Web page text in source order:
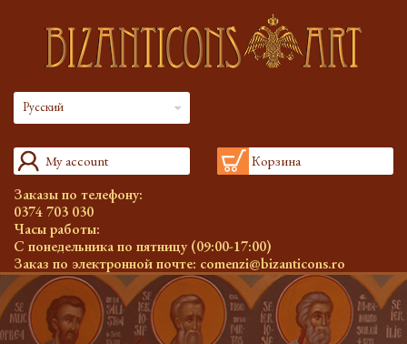
Русский
My account Корзина
Заказы по телефону:
0374 703 030
Часы работы:
С понедельника по пятницу (09:00-17:00)
Заказ по электронной почте: comenzi@bizanticons.ro